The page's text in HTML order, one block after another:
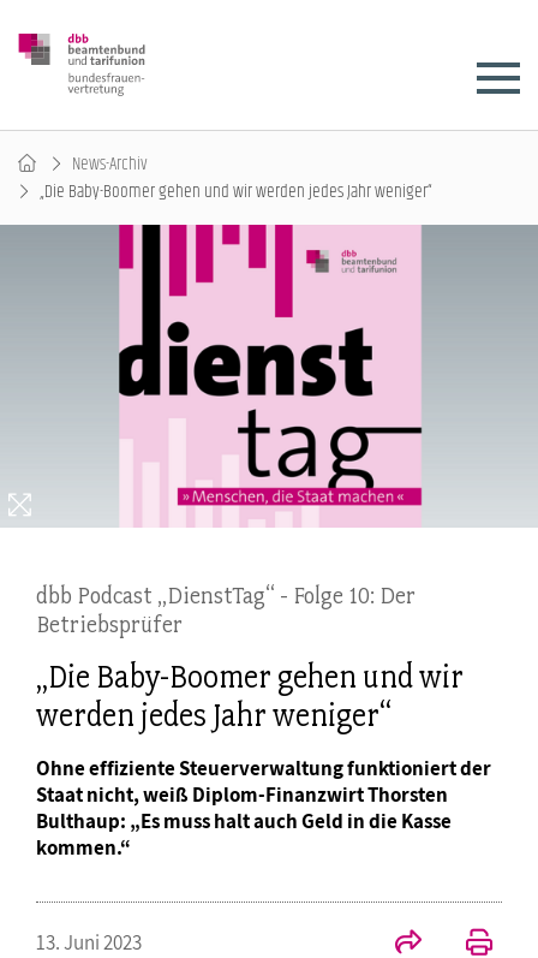
News-Archiv
„Die Baby-Boomer gehen und wir werden jedes Jahr weniger“
dbb Podcast „DienstTag“ - Folge 10: Der
Betriebsprüfer
„Die Baby-Boomer gehen und wir
werden jedes Jahr weniger“
Ohne effiziente Steuerverwaltung funktioniert der
Staat nicht, weiß Diplom-Finanzwirt Thorsten
Bulthaup: „Es muss halt auch Geld in die Kasse
kommen.“
13. Juni 2023